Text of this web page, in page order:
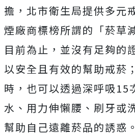
擔，北市衛生局提供多元
煙廠商標榜所謂的「菸草
目前為止，並沒有足夠的
以安全且有效的幫助戒菸
時，也可以透過深呼吸15
水、用力伸懶腰、刷牙或
幫助自己遠離菸品的誘惑。